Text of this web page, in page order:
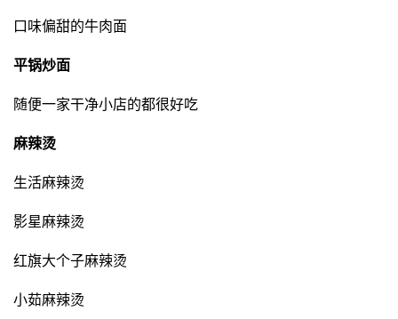
口味偏甜的牛肉面
平锅炒面
随便一家干净小店的都很好吃
麻辣烫
生活麻辣烫
影星麻辣烫
红旗大个子麻辣烫
小茹麻辣烫